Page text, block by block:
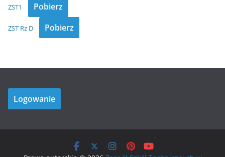
ZST1 Pobierz
ZST Rz D Pobierz
Logowanie